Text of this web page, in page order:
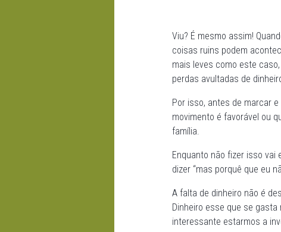
Viu? É mesmo assim!
coisas ruins podem
mais leves como este
perdas avultadas de
Por isso, antes de marcar
movimento é favorável ou
família.
Enquanto não fizer isso
dizer “mas porquê que eu
A falta de dinheiro não é
Dinheiro esse que se gasta
interessante estarmos a